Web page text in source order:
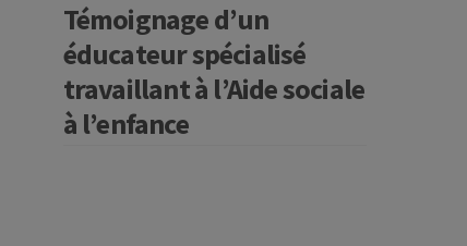
Témoignage d’un
éducateur spécialisé
travaillant à l’Aide sociale
à l’enfance